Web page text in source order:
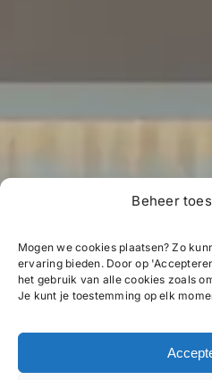
Beheer
Mogen we cookies plaatsen? Zo
ervaring bieden. Door op
het gebruik van alle cookies zoals
Je kunt je toestemming op elk